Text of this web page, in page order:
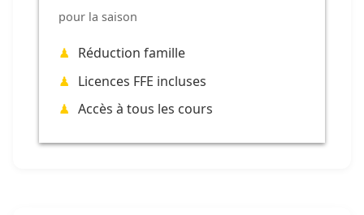
pour la saison
Réduction famille
Licences FFE incluses
Accès à tous les cours